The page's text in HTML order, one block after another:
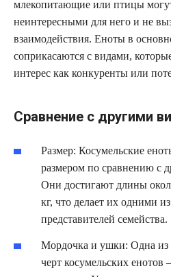
млекопитающие или птицы
неинтересными для него и не
взаимодействия. Еноты в
соприкасаются с видами,
интерес как конкуренты или
Сравнение с другими
Размер: Косумельские
размером по сравнению с
Они достигают длины
кг, что делает их одними
представителей семейства.
Мордочка и ушки: Одна из
черт косумельских енотов